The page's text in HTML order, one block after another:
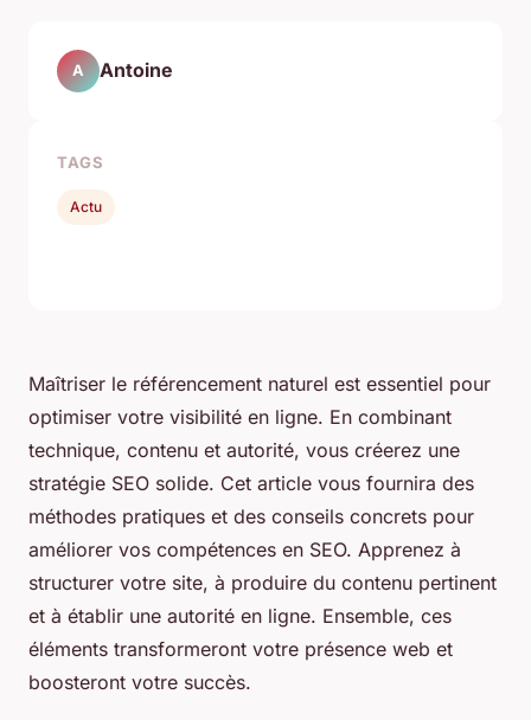
Maîtriser le référencement naturel est essentiel pour
optimiser votre visibilité en ligne. En combinant
technique, contenu et autorité, vous créerez une
stratégie SEO solide. Cet article vous fournira des
méthodes pratiques et des conseils concrets pour
améliorer vos compétences en SEO. Apprenez à
structurer votre site, à produire du contenu pertinent
et à établir une autorité en ligne. Ensemble, ces
éléments transformeront votre présence web et
boosteront votre succès.
A Antoine
TAGS
Actu